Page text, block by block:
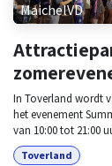
MaichelVD
In Toverland wordt
het evenement
van 10:00 tot 21:00
Toverland